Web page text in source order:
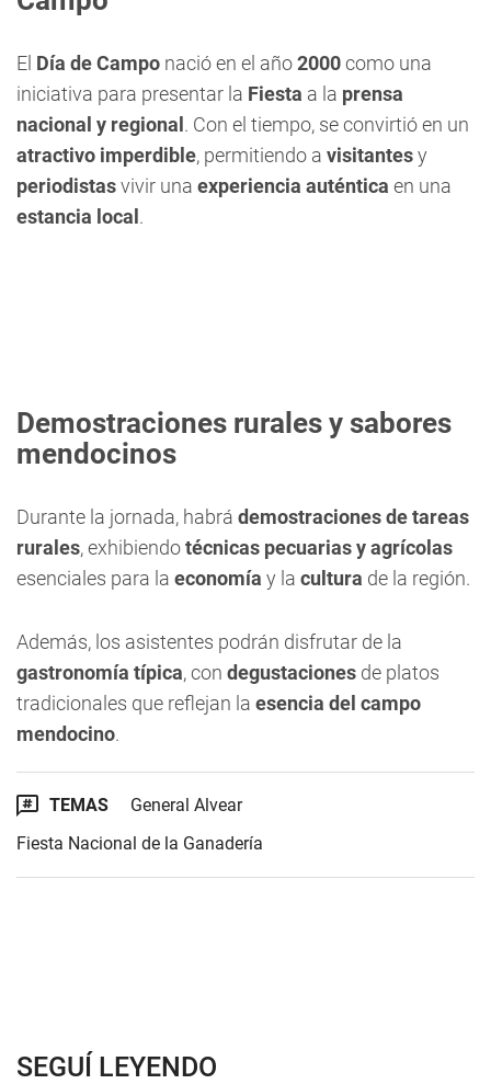
El Día de Campo nació en el año2000como una
iniciativa para presentar la Fiesta a la prensa
nacional y regional . Con el tiempo, se convirtió en un
atractivo imperdible, permitiendo a visitantesy
periodistasvivir una experiencia auténtica en una
estancia local .
Demostraciones rurales y sabores
mendocinos
Durante la jornada, habrá demostraciones de tareas
rurales, exhibiendotécnicas pecuarias y agrícolas
esenciales para la economía y la cultura de la región.
Además, los asistentes podrán disfrutar de la
gastronomía típica, con degustaciones de platos
tradicionales que reflejan la esencia del campo
mendocino.
TEMAS
General Alvear
Fiesta Nacional de la Ganadería
SEGUÍ LEYENDO